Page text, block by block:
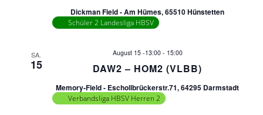
n
t
Dickman Field - Am Hümes, 65510 Hünstetten
Schüler 2 Landesliga HBSV
SA.
15 DAW2 – HOM2 (VLBB)
August 15 -13:00- 15:00
Memory-Field - Eschollbrückerstr.71, 64295 Darmstadt
Verbandsliga HBSV Herren 2